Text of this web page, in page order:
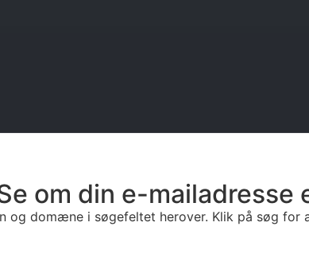
om din e-mailadresse
og domæne i søgefeltet herover. Klik på søg for